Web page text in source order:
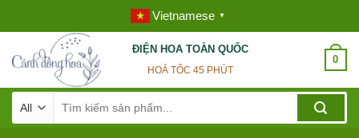
to
content
Vietnamese ▼
ĐIỆN HOA TOÀN QUỐC
HOẢ TỐC 45 PHÚT
0
kiếm: